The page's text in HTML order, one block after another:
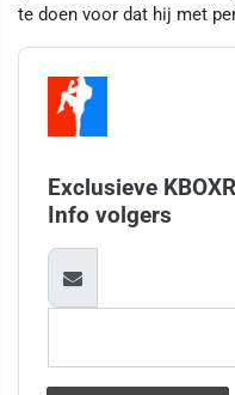
te doen voor dat hij met
Exclusieve
Info volgers